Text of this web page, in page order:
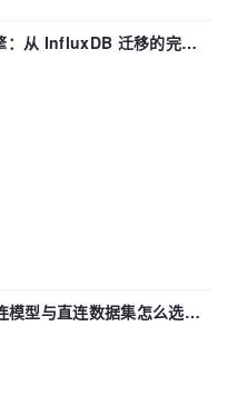
：从 InfluxDB 迁移的完整
型与直连数据集怎么选，
团队